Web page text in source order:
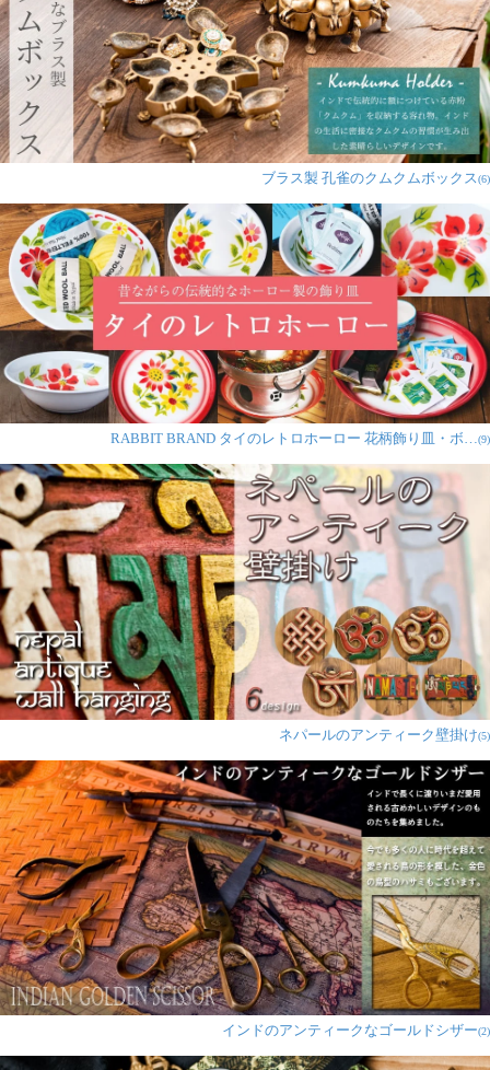
ブ(ドアノブ)〔約
4cm〕
にがうり様
この商品はすご〜く気に入って
います。ほんとにデザインが、
かわいいのです。色もたくさん
あってすご〜〜く迷って買いました。簡単に取り替えら
れるのもうれしいです。
今はドアについていますが、サイズが合えば、古いドレ
ッサーのひきだしの取っ手をこの取り替えるのもいいか
なと思っています。できるなら、家中のあちこちの取っ
手をこの取っ手に取り替えたら家の中がすご〜〜〜く可
愛くなるのにな〜と思います。
ブラス製 孔雀のクムクムボックス(6)
RABBIT BRAND タイのレトロホーロー 花柄飾り皿・ボ…(9)
ネパールのアンティーク壁掛け(5)
インドのアンティークなゴールドシザー(2)